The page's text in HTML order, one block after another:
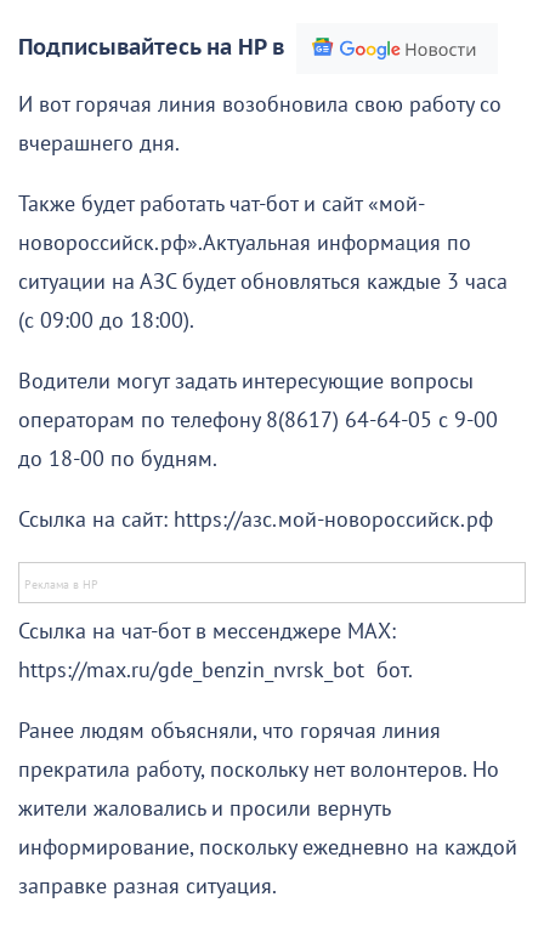
Подписывайтесь на НР в
И вот горячая линия возобновила свою работу со
вчерашнего дня.
Также будет работать чат-бот и сайт «мой-
новороссийск.рф».Актуальная информация по
ситуации на АЗС будет обновляться каждые 3 часа
(с 09:00 до 18:00).
Водители могут задать интересующие вопросы
операторам по телефону 8(8617) 64-64-05 с 9-00
до 18-00 по будням.
Ссылка на сайт: https://азс.мой-новороссийск.рф
Ссылка на чат-бот в мессенджере МАХ:
https://max.ru/gde_benzin_nvrsk_bot бот.
Ранее людям объясняли, что горячая линия
прекратила работу, поскольку нет волонтеров. Но
жители жаловались и просили вернуть
информирование, поскольку ежедневно на каждой
заправке разная ситуация.